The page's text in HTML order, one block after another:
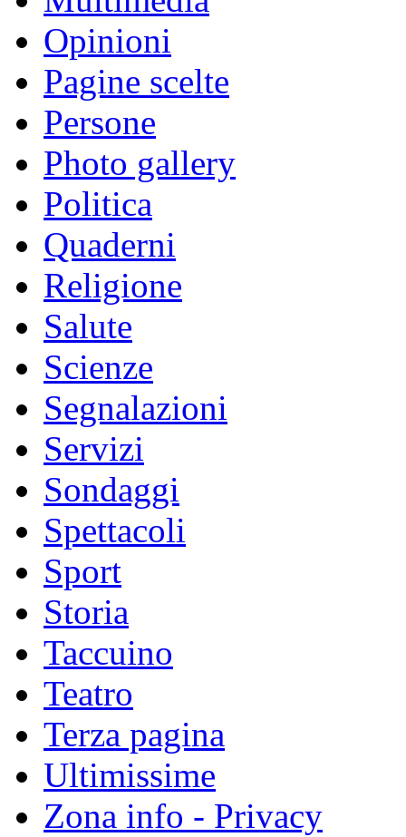
Opinioni
Pagine scelte
Persone
Photo gallery
Politica
Quaderni
Religione
Salute
Scienze
Segnalazioni
Servizi
Sondaggi
Spettacoli
Sport
Storia
Taccuino
Teatro
Terza pagina
Ultimissime
Zona info - Privacy